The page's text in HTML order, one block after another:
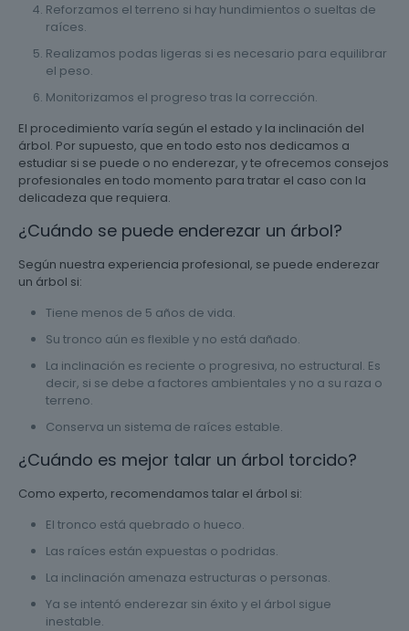
Reforzamos el terreno si hay hundimientos o sueltas de
raíces.
Realizamos podas ligeras si es necesario para equilibrar
el peso.
Monitorizamos el progreso tras la corrección.
El procedimiento varía según el estado y la inclinación del
árbol. Por supuesto, que en todo esto nos dedicamos a
estudiar si se puede o no enderezar, y te ofrecemos consejos
profesionales en todo momento para tratar el caso con la
delicadeza que requiera.
¿Cuándo se puede enderezar un árbol?
Según nuestra experiencia profesional, se puede enderezar
un árbol si:
Tiene menos de 5 años de vida.
Su tronco aún es flexible y no está dañado.
La inclinación es reciente o progresiva, no estructural. Es
decir, si se debe a factores ambientales y no a su raza o
terreno.
Conserva un sistema de raíces estable.
¿Cuándo es mejor talar un árbol torcido?
Como experto, recomendamos talar el árbol si:
El tronco está quebrado o hueco.
Las raíces están expuestas o podridas.
La inclinación amenaza estructuras o personas.
Ya se intentó enderezar sin éxito y el árbol sigue
inestable.